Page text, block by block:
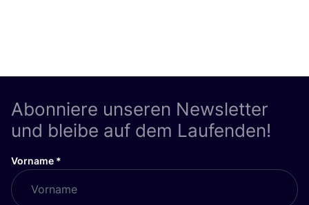
Abonniere unseren Newsletter
und bleibe auf dem Laufenden!
Vorname *